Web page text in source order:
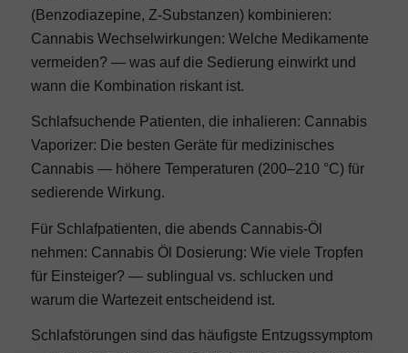
(Benzodiazepine, Z-Substanzen) kombinieren:
Cannabis Wechselwirkungen: Welche Medikamente
vermeiden? — was auf die Sedierung einwirkt und
wann die Kombination riskant ist.
Schlafsuchende Patienten, die inhalieren: Cannabis
Vaporizer: Die besten Geräte für medizinisches
Cannabis— höhere Temperaturen (200–210 °C) für
sedierende Wirkung.
Für Schlafpatienten, die abends Cannabis-Öl
nehmen: Cannabis Öl Dosierung: Wie viele Tropfen
für Einsteiger? — sublingual vs. schlucken und
warum die Wartezeit entscheidend ist.
Schlafstörungen sind das häufigste Entzugssymptom